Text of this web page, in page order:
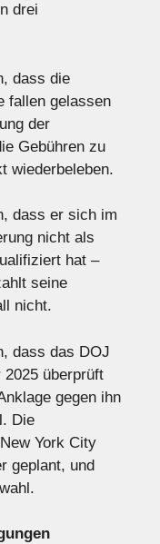
drei
dass die
fallen gelassen
der
Gebühren zu
wiederbeleben.
dass er sich im
nicht als
hat –
seine
nicht.
dass das DOJ
überprüft
gegen ihn
Die
York City
geplant, und